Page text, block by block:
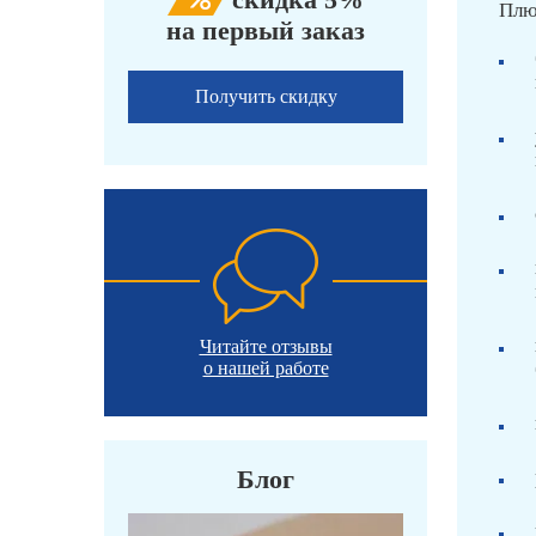
на первый заказ
Получить скидку
Читайте отзывы
о нашей работе
Блог